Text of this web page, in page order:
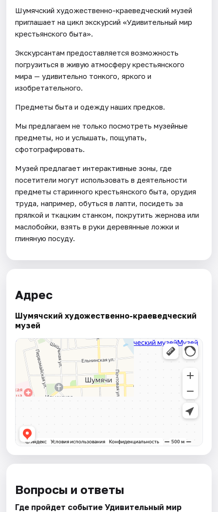
Шумячский художественно-краеведческий музей
приглашает на цикл экскурсий «Удивительный мир
крестьянского быта».
Экскурсантам предоставляется возможность
погрузиться в живую атмосферу крестьянского
мира — удивительно тонкого, яркого и
изобретательного.
Предметы быта и одежду наших предков.
Мы предлагаем не только посмотреть музейные
предметы, но и услышать, пощупать,
сфотографировать.
Музей предлагает интерактивные зоны, где
посетители могут использовать в деятельности
предметы старинного крестьянского быта, орудия
труда, например, обуться в лапти, посидеть за
прялкой и ткацким станком, покрутить жернова или
маслобойки, взять в руки деревянные ложки и
глиняную посуду.
Адрес
Шумячский художественно-краеведческий
музей
Вопросы и ответы
Где пройдет событие Удивительный мир